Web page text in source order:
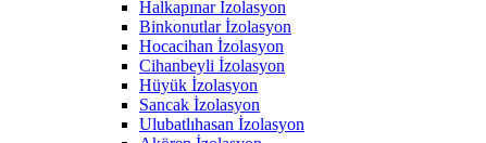
Halkapınar İzolasyon
Binkonutlar İzolasyon
Hocacihan İzolasyon
Cihanbeyli İzolasyon
Hüyük İzolasyon
Sancak İzolasyon
Ulubatlıhasan İzolasyon